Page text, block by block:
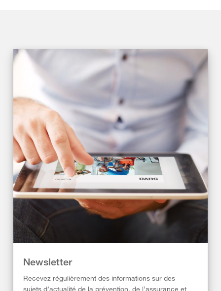
Newsletter
Recevez régulièrement des informations sur des
sujets d’actualité de la prévention, de l’assurance et